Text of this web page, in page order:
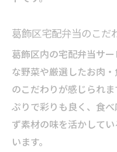
葛飾区宅配弁当のこだ
葛飾区内の宅配弁当サ
な野菜や厳選したお肉
のこだわりが感じられ
ぷりで彩りも良く、食
ず素材の味を活かして
います。